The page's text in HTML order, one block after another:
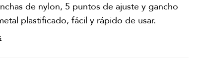
de nylon, 5 puntos de ajuste y gancho
plastificado, fácil y rápido de usar.